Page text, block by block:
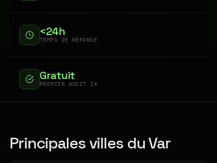
<24h
TEMPS DE RÉPONSE
Gratuit
PREMIER AUDIT IA
Principales villes du Var